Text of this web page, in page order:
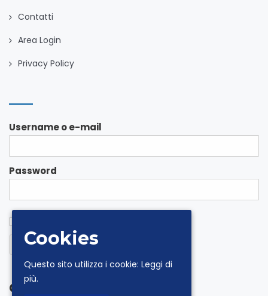
Contatti
Area Login
Privacy Policy
Username o e-mail
Password
Login
Contatti
Cookies
Questo sito utilizza i cookie: Leggi di
più.